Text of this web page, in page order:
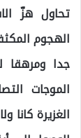
تحاول هزّ
الهجوم
جدا ومرهقا
الموجات
الغزيرة كانا